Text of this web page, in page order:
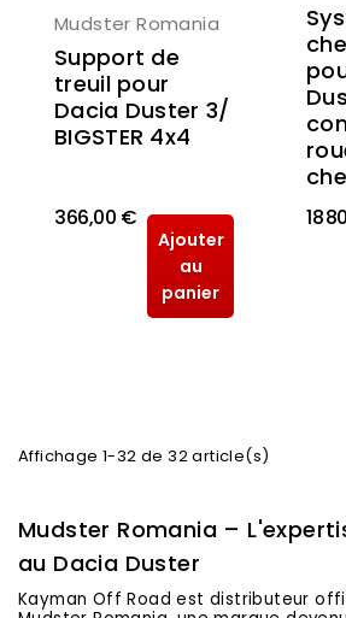
Mudster Romania
Support de
treuil pour
Dacia Duster 3/
BIGSTER 4x4
366,00 €
Ajouter
au
panier
18
Affichage 1-32 de 32 article(s)
Mudster Romania –
au Dacia Duster
Kayman Off Road est distributeur